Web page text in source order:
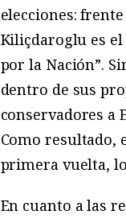
elecciones:
Kiliçdaroglu es
por la Nación”.
dentro de sus
conservadores a
Como resultado,
primera vuelta,
En cuanto a las